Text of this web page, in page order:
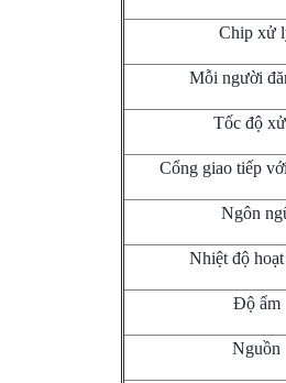
Chip xử
Mỗi người
Tốc độ
Cổng giao tiếp
Ngôn
Nhiệt độ
Độ ẩm
Nguồn